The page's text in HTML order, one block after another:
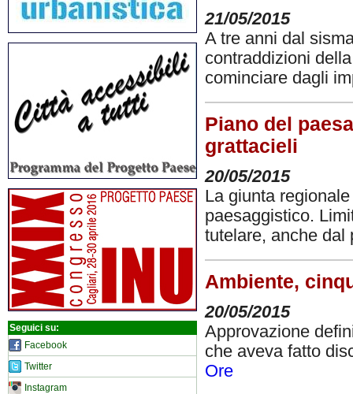
Seguici su:
Facebook
Twitter
Instagram
21/05/2015
A tre anni dal
contraddizioni
cominciare dagli
Piano del
grattacieli
20/05/2015
La giunta
paesaggistico.
tutelare, anche dal
Ambiente,
20/05/2015
Approvazione
che aveva fatto
Ore